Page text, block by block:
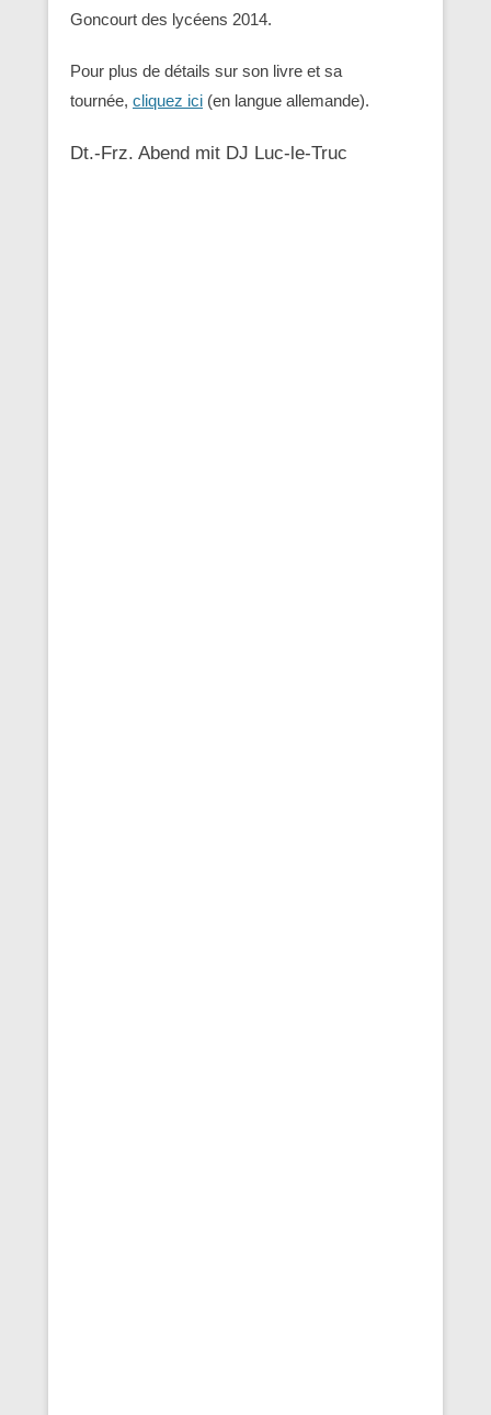
Goncourt des lycéens 2014.
Pour plus de détails sur son livre et sa
tournée, cliquez ici (en langue allemande).
Dt.-Frz. Abend mit DJ Luc-le-Truc